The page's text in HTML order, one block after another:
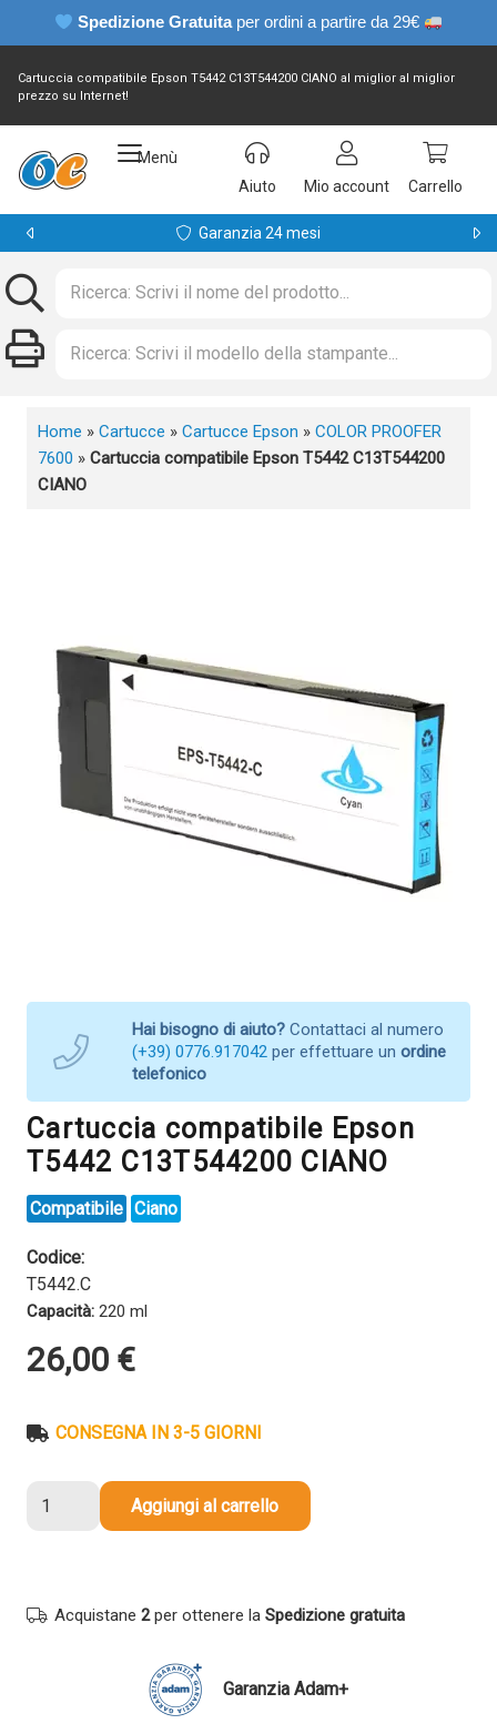
Spedizione Gratuita per ordini a partire da 29€
Cartuccia compatibile Epson T5442 C13T544200 CIANO al miglior al miglior
prezzo su Internet!
Menù
Aiuto
Mio account Carrello
Garanzia 24 mesi
Home » Cartucce » Cartucce Epson » COLOR PROOFER
7600 » Cartuccia compatibile Epson T5442 C13T544200
CIANO
Hai bisogno di aiuto? Contattaci al numero
(+39) 0776.917042 per effettuare un ordine
telefonico
Cartuccia compatibile Epson
T5442 C13T544200 CIANO
Compatibile Ciano
Codice:
T5442.C
Capacità: 220 ml
26,00 €
CONSEGNA IN 3-5 GIORNI
compatibile
CIANO
Aggiungi al carrello
Acquistane 2per ottenere la Spedizione gratuita
Garanzia Adam+